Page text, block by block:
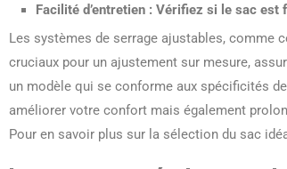
Facilité d’entretien : Vérifiez si le sac est
Les systèmes de serrage ajustables, comme
cruciaux pour un ajustement sur mesure,
un modèle qui se conforme aux spécificités
améliorer votre confort mais également
Pour en savoir plus sur la sélection du sac